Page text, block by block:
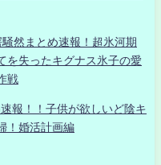
然まとめ速報！超氷河期
を失ったキグナス氷子の愛
戦
報！！子供が欲しいど陰キ
！婚活計画編